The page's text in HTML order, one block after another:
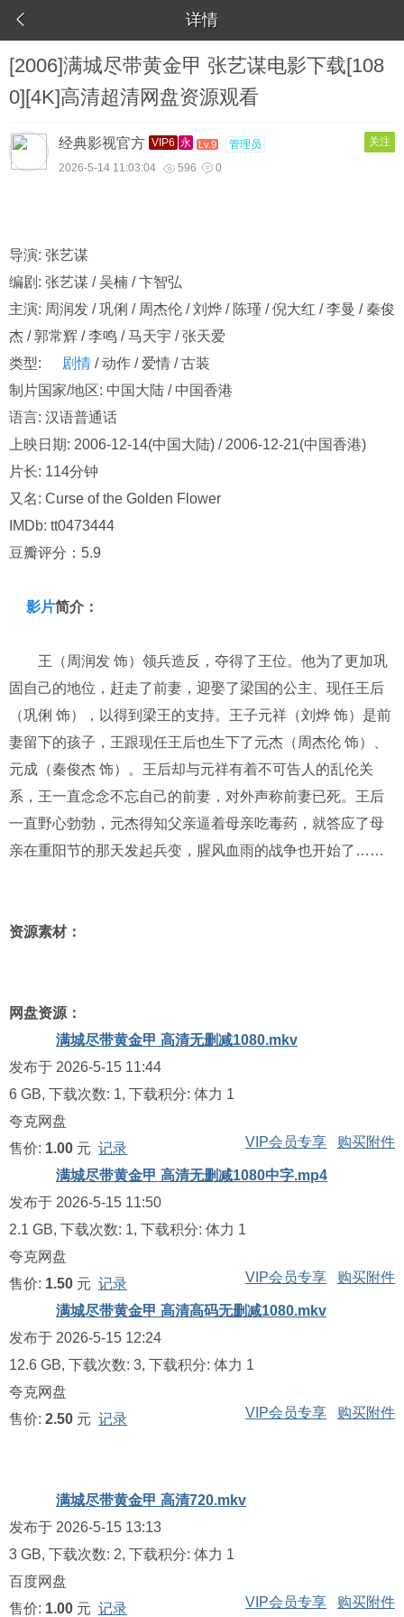
 详情
[2006]满城尽带黄金甲 张艺谋电影下载[108
0][4K]高清超清网盘资源观看
经典影视官方 VIP6 永 Lv.9 管理员 关注
2026-5-14 11:03:04  596  0
导演: 张艺谋
编剧: 张艺谋 / 吴楠 / 卞智弘
主演: 周润发 / 巩俐 / 周杰伦 / 刘烨 / 陈瑾 / 倪大红 / 李曼 / 秦俊
杰 / 郭常辉 / 李鸣 / 马天宇 / 张天爱
类型:
剧情 / 动作 / 爱情 / 古装
制片国家/地区: 中国大陆 / 中国香港
语言: 汉语普通话
上映日期: 2006-12-14(中国大陆) / 2006-12-21(中国香港)
片长: 114分钟
又名: Curse of the Golden Flower
IMDb: tt0473444
豆瓣评分：5.9
影片简介：
王（周润发 饰）领兵造反，夺得了王位。他为了更加巩
固自己的地位，赶走了前妻，迎娶了梁国的公主、现任王后
（巩俐 饰），以得到梁王的支持。王子元祥（刘烨 饰）是前
妻留下的孩子，王跟现任王后也生下了元杰（周杰伦 饰）、
元成（秦俊杰 饰）。王后却与元祥有着不可告人的乱伦关
系，王一直念念不忘自己的前妻，对外声称前妻已死。王后
一直野心勃勃，元杰得知父亲逼着母亲吃毒药，就答应了母
亲在重阳节的那天发起兵变，腥风血雨的战争也开始了……
资源素材：
网盘资源：
满城尽带黄金甲 高清无删减1080.mkv
发布于 2026-5-15 11:44
6 GB, 下载次数: 1, 下载积分: 体力 1
夸克网盘
售价: 1.00 元 记录 VIP会员专享 购买附件
满城尽带黄金甲 高清无删减1080中字.mp4
发布于 2026-5-15 11:50
2.1 GB, 下载次数: 1, 下载积分: 体力 1
夸克网盘
售价: 1.50 元 记录 VIP会员专享 购买附件
满城尽带黄金甲 高清高码无删减1080.mkv
发布于 2026-5-15 12:24
12.6 GB, 下载次数: 3, 下载积分: 体力 1
夸克网盘
售价: 2.50 元 记录 VIP会员专享 购买附件
满城尽带黄金甲 高清720.mkv
发布于 2026-5-15 13:13
3 GB, 下载次数: 2, 下载积分: 体力 1
百度网盘
售价: 1.00 元 记录 VIP会员专享 购买附件